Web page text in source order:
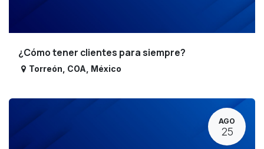
¿Cómo tener clientes para siempre?
Torreón COA México
AGO
25